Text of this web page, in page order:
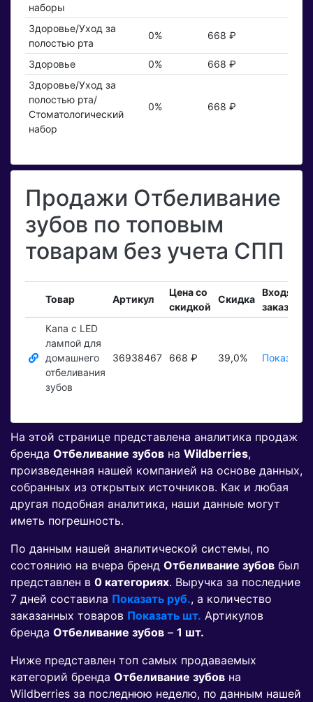
наборы
Здоровье/Уход за
полостью рта
0% 668 ₽
Здоровье 0%
668 ₽
Здоровье/Уход за
полостью рта/
Стоматологический
набор
0% 668 ₽
Продажи Отбеливание
зубов по топовым
товарам без учета СПП
Товар Артикул
Цена со
скидкой
Скидка
Входящие
заказы
Капа с LED
лампой для
домашнего
отбеливания
зубов
36938467 668 ₽ 39,0% Показать
На этой странице представлена аналитика продаж
бренда Отбеливание зубов на Wildberries,
произведенная нашей компанией на основе данных,
собранных из открытых источников. Как и любая
другая подобная аналитика, наши данные могут
иметь погрешность.
По данным нашей аналитической системы, по
состоянию на вчера бренд Отбеливание зубов был
представлен в 0 категориях. Выручка за последние
7 дней составила Показать руб., а количество
заказанных товаров Показать шт. Артикулов
бренда Отбеливание зубов – 1 шт.
Ниже представлен топ самых продаваемых
категорий бренда Отбеливание зубов на
Wildberries за последнюю неделю, по данным нашей